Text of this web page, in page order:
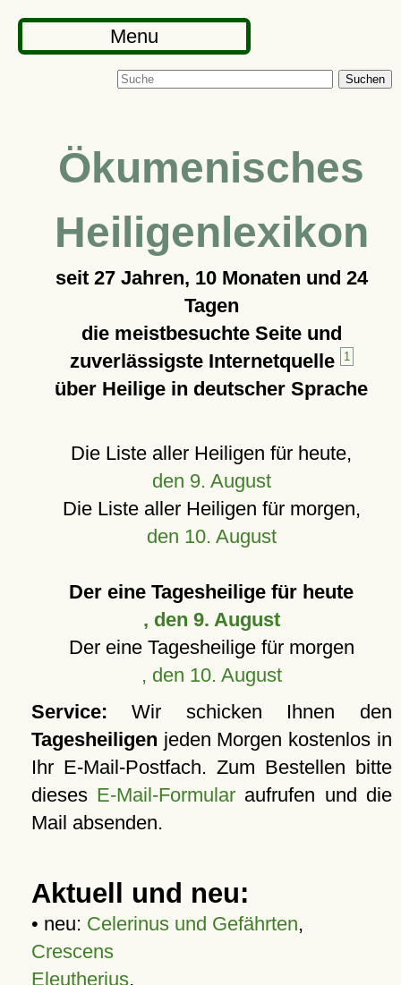
Menu
Suchen
Ökumenisches
Heiligenlexikon
seit 27 Jahren, 10 Monaten und 24
Tagen
die meistbesuchte Seite und
zuverlässigste Internetquelle
1
über Heilige in deutscher Sprache
Die Liste aller Heiligen für heute,
den 9. August
Die Liste aller Heiligen für morgen,
den 10. August
Der eine Tagesheilige für heute
, den 9. August
Der eine Tagesheilige für morgen
, den 10. August
Service: Wir schicken Ihnen den
Tagesheiligen jeden Morgen kostenlos in
Ihr E-Mail-Postfach. Zum Bestellen bitte
dieses E-Mail-Formular aufrufen und die
Mail absenden.
Aktuell und neu:
• neu: Celerinus und Gefährten,
Crescens
Eleutherius,